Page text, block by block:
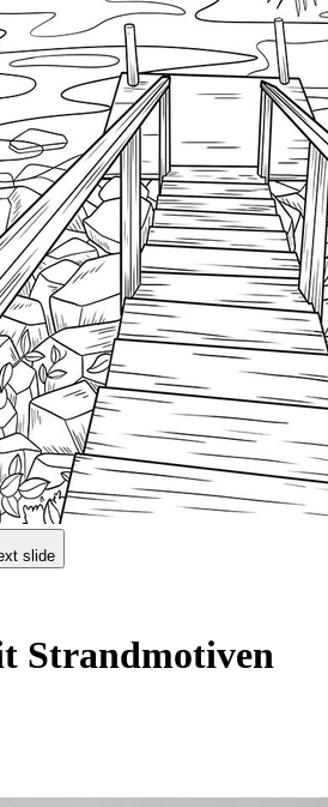
slide
Strandmotiven